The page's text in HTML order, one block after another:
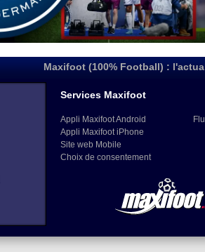
Maxifoot (100% Football) :
Services Maxifoot
Appli Maxifoot Android
Appli Maxifoot iPhone
Site web Mobile
Choix de consentement